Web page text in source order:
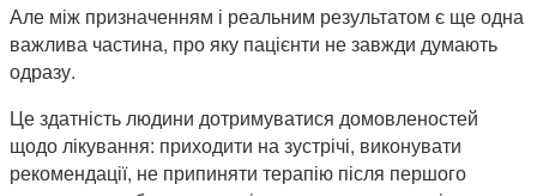
Але між призначенням і реальним результатом є ще одна
важлива частина, про яку пацієнти не завжди думають
одразу.
Це здатність людини дотримуватися домовленостей
щодо лікування: приходити на зустрічі, виконувати
рекомендації, не припиняти терапію після першого